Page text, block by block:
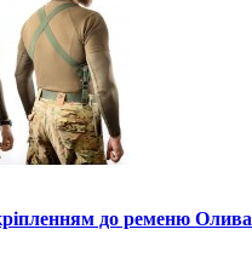
до ременю Олива